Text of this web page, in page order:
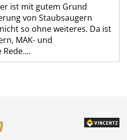
ist mit gutem Grund
von Staubsaugern
so ohne weiteres. Da ist
MAK- und